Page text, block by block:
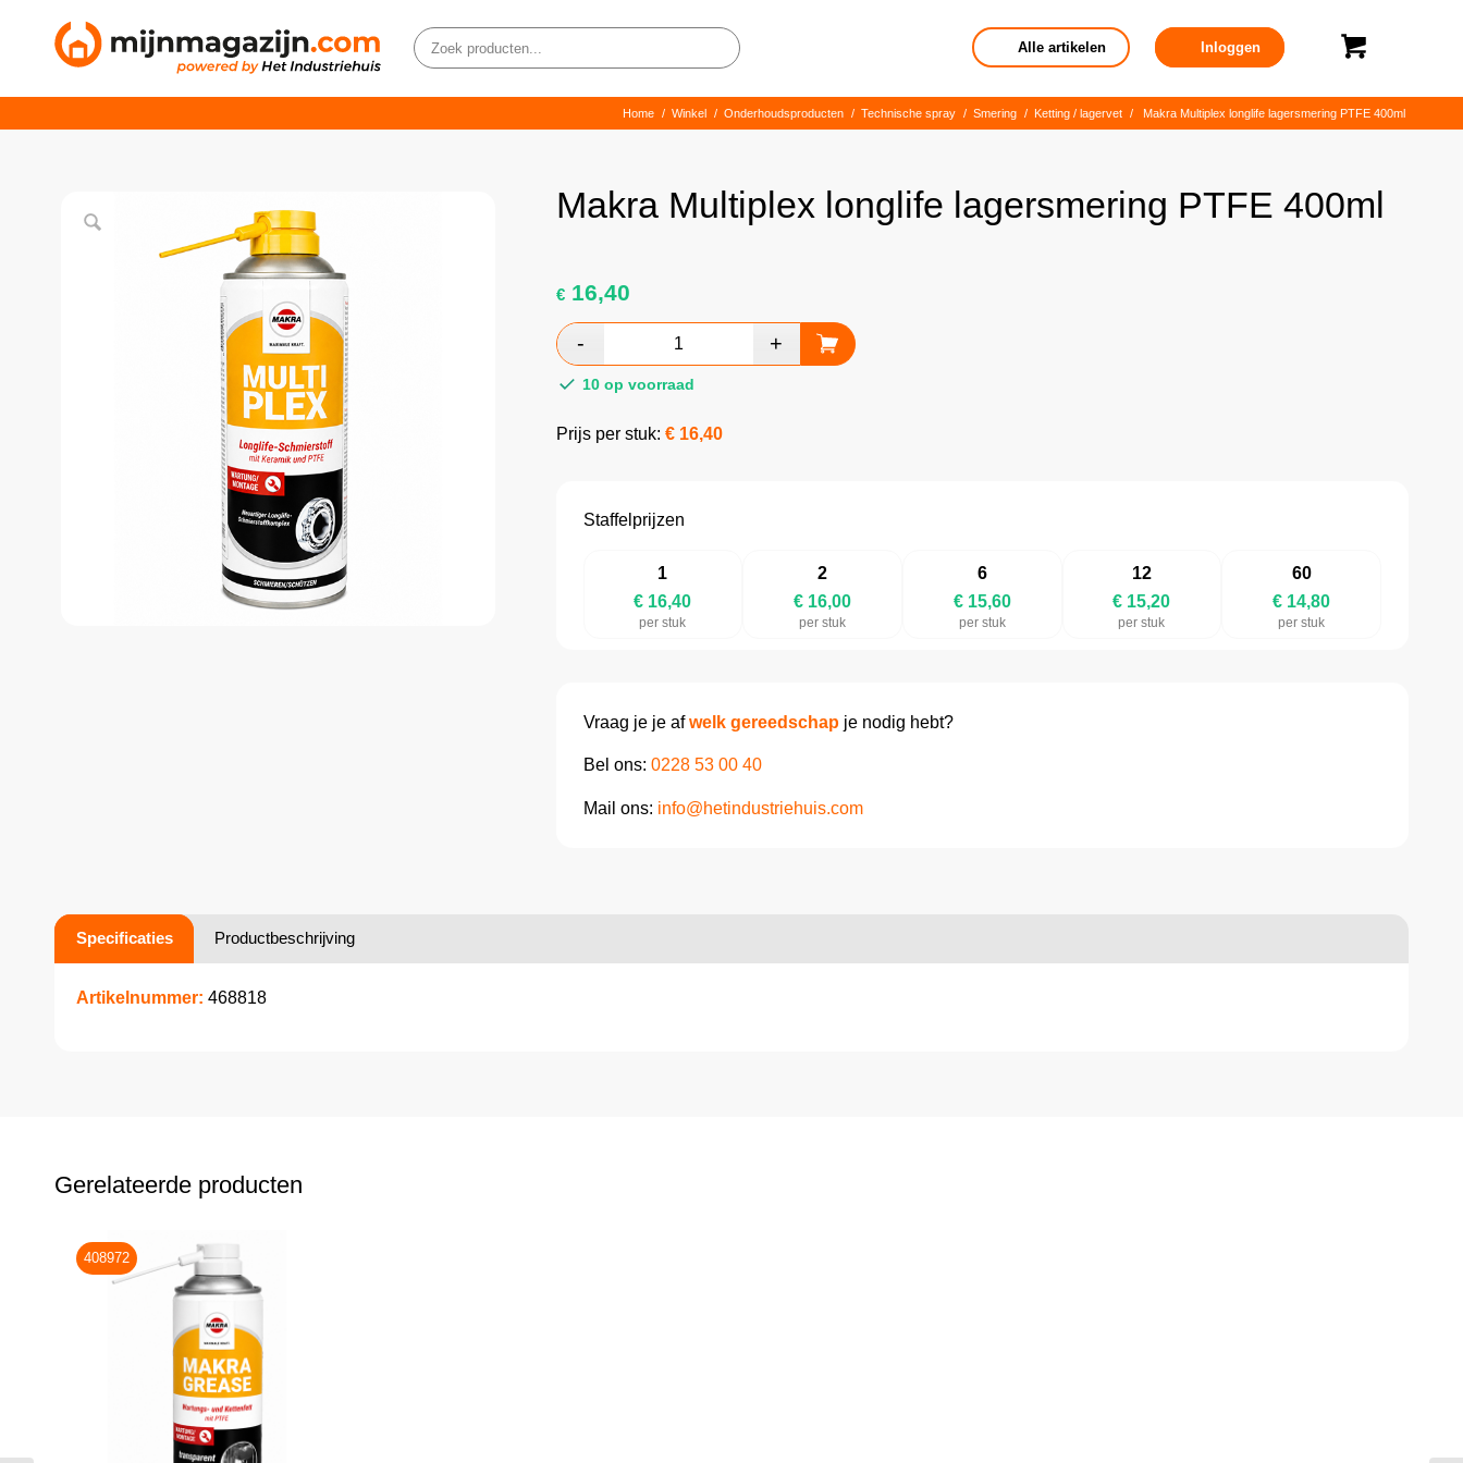
Alle artikelen Inloggen
Home / Winkel / Onderhoudsproducten / Technische spray / Smering / Ketting / lagervet / Makra Multiplex longlife lagersmering PTFE 400ml
Makra Multiplex longlife lagersmering PTFE 400ml
€16,40
10 op voorraad
Prijs per stuk: € 16,40
Staffelprijzen
1
€ 16,40
per stuk
2
€ 16,00
per stuk
6
€ 15,60
per stuk
12
€ 15,20
per stuk
60
€ 14,80
per stuk
Vraag je je afwelk gereedschapje nodig hebt?
Bel ons: 0228 53 00 40
Mail ons: info@hetindustriehuis.com
Specificaties Productbeschrijving
Artikelnummer: 468818
Gerelateerde producten
408972